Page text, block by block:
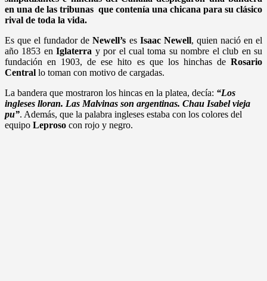
en una de las tribunas que contenía una chicana para su clásico
rival de toda la vida.
Es que el fundador de Newell’s es Isaac Newell, quien nació en el
año 1853 enIglaterra y por el cual toma su nombre el club en su
fundación en 1903, de ese hito es que los hinchas de Rosario
Central lo toman con motivo de cargadas.
La bandera que mostraron los hincas en la platea, decía: “Los
ingleses lloran. Las Malvinas son argentinas. Chau Isabel vieja
pu”. Además, que la palabra ingleses estaba con los colores del
equipo Leproso con rojo y negro.